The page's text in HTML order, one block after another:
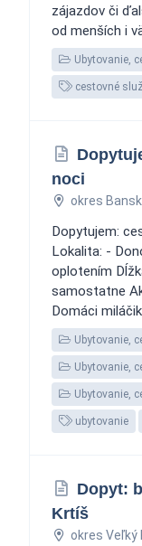
zájazdov či
od menších i
Ubytovanie,
cestovné
noci
okres
Dopytujem:
Lokalita: -
oplotením
samostatne
Domáci
Ubytovanie,
Ubytovanie,
Ubytovanie,
ubytovanie
Dopyt:
Krtíš
okres Veľký